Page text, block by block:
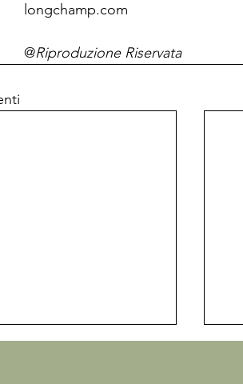
longchamp.com
@Riproduzione Riservata